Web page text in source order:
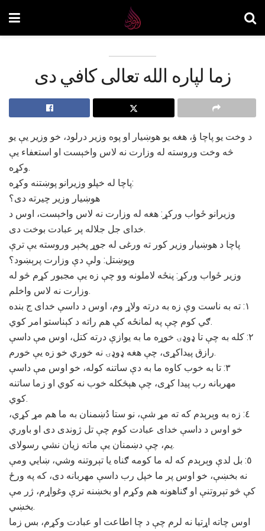
زما لپاره الله تعالی کافي دی
د وخت یو پاچا ؤ، هغه یو هوښیار او پوه وزیر درلود، خو وزیر یې یو
څه وخت وروسته له وزارت نه لاس واخېست او استعفاء یې
وکړه.
پاچا له خپلو وزیرانو پوښتنه وکړه:
هوښیار وزیر چیرته دی؟
وزیرانو ځواب ورکړ: هغه له وزارت نه لاس واخېست، اوس د
خدای جل جلاله پر عبادت بوخت دی.
پاچا د هوښیار وزیر کور ته ورغی له جوړ پخېر وروسته یې ترې
وپوښتل: ولې دې وزارت پرېښود؟
وزیر ځواب ورکړ: پنځه لاملونه وو چې زه یې مجبور کړم څو له
وزارت نه لاس واخلم.
١: ته به ناست وې زه به درته ولاړ وم، اوس د داسې خدای ج بنده
ګي کوم چې په لمانځه کې هم راته د کېناستو امر کوي.
٢: کله به چې تا ډوډۍ خوړه ما به یوازې درته کتل، اوس مې داسې
رازق پیداکړی، چې هغه ډوډۍ نه خوري خو زه یې خورم.
٣: تا به خوب کاوه ما به دې ساتنه کوله، خو اوس مې داسې
مهربانه رب پیدا کړی، چې هېڅکله خوب نه کوي او زما ساتنه
کوي.
٤: زه به وېرېدم که ته مړ شې، نو ستا دُښمنان به ما هم مړ کړي،
خو اوس د داسې خدای عبادت کوم چې تل ژوندی دی او باوري
یم، چې دښمنان یې ماته زیان نشي رسولای.
٥: بل لدې وېرېدم که له ما کومه ګناه یا تېروتنه وشي، ښایي ومې
نه بخښې، خو اوس پر ما خپل رب داسې مهربانه دی، که په ورځ
کې څو تېروتنې او ګناهونه هم وکړم او بخښنه ترې وغواړم، ژر مې
بخښي.
اوس چاته اړتیا نه لرم چې د چا اطاعت او عبادت وکړم، بس زما